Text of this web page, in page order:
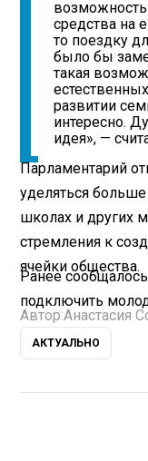
возможность
средства на
то поездку
было бы
такая
развитии
интересно.
идея», —
Парламентарий
уделяться
школах и других
стремления к
ячейки общества.
Ранее
подключить
Автор:Анастасия
АКТУАЛЬНО